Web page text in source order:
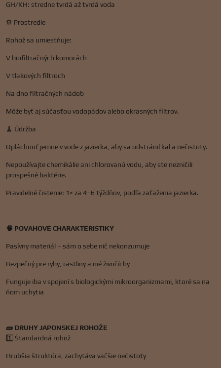
GH/KH: stredne tvrdá až tvrdá voda
⚙️ Prostredie
Rohož sa umiestňuje:
V biofiltračných komorách
V tlakových filtroch
Na dno filtračných nádob
Môže byť aj súčasťou vodopádov alebo okrasných filtrov.
🧹 Údržba
Opláchnuť jemne v vode z jazierka, aby sa odstránil kal a nečistoty.
Nepoužívajte chemikálie ani chlorovanú vodu, aby ste nezničili
prospešné baktérie.
Pravidelné čistenie: 1× za 4–6 týždňov, podľa zaťaženia jazierka.
🧠 POVAHOVÉ CHARAKTERISTIKY
Pasívny materiál – sám o sebe nič nekonzumuje
Bezpečný pre ryby, rastliny a iné živočíchy
Funguje iba v spojení s biologickými mikroorganizmami, ktoré sa na
ňom uchytia
🧱 DRUHY JAPONSKEJ ROHOŽE
1️⃣ Štandardná rohož
Hrubšia štruktúra, zachytáva väčšie nečistoty